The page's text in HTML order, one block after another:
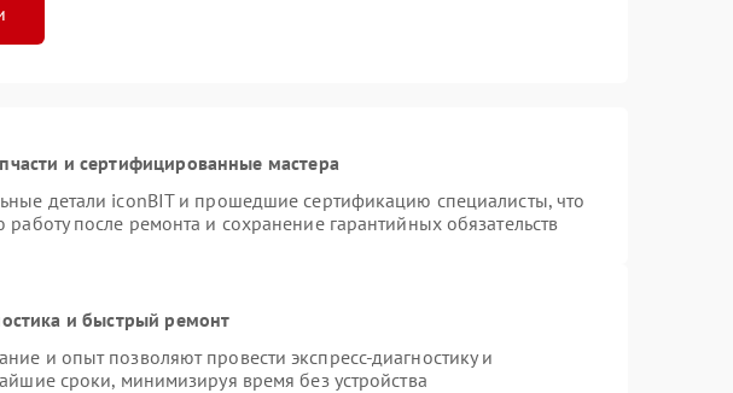
и сертифицированные мастера
детали iconBIT и прошедшие сертификацию специалисты, что
работу после ремонта и сохранение гарантийных обязательств
и быстрый ремонт
и опыт позволяют провести экспресс-диагностику и
сроки, минимизируя время без устройства